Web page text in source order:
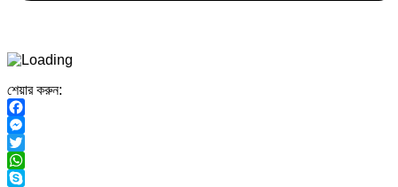
শেয়ার করুন:
Facebook
Messenger
Twitter
WhatsApp